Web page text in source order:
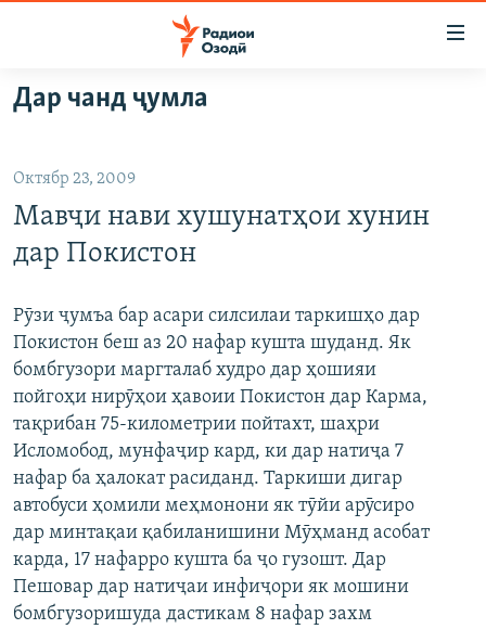
Ҷаҳиш
ба
аслӣ
Ҷаҳиш
ба
феҳристи
Ҷаҳиш
ба
ҷустор
ГӮШАҲО
ҶОМЕА
ҚАЗИЯИ "КРОКУС"
ОСИЁИ МАРКАЗӢ
ФАРҲАНГ
МЕҲМОНИ ОЗОДӢ
ВАРЗИШ
РӮЗГОРИ МУҲОҶИР
САЛОМ, ХОҲАР
ТАҲҚИҚОТ
ҶАНГ ДАР УКРАИНА
НАЗАРИ МАРДУМ
БЛОГИСТОН
ОЗОДӢ ОНЛАЙН
ЧАНДРАСОНАӢ
ВИДЕО
НИГОРИСТОН
ГУЗОРИШҲОИ РАДИОӢ
РӮЙХАТҲО
КИТОБҲОИ ОЗОДӢ
Русский
ПАЙГИРӢ КУНЕД
Дар чанд ҷумла
Октябр 23, 2009
Мавҷи нави хушунатҳои хунин
дар Покистон
Рӯзи ҷумъа бар асари силсилаи таркишҳо дар
Покистон беш аз 20 нафар кушта шуданд. Як
бомбгузори маргталаб худро дар ҳошияи
пойгоҳи нирӯҳои ҳавоии Покистон дар Карма,
тақрибан 75-километрии пойтахт, шаҳри
Исломобод, мунфаҷир кард, ки дар натиҷа 7
нафар ба ҳалокат расиданд. Таркиши дигар
автобуси ҳомили меҳмонони як тӯйи арӯсиро
дар минтақаи қабиланишини Мӯҳманд асобат
карда, 17 нафарро кушта ба ҷо гузошт. Дар
Пешовар дар натиҷаи инфиҷори як мошини
бомбгузоришуда дастикам 8 нафар захм